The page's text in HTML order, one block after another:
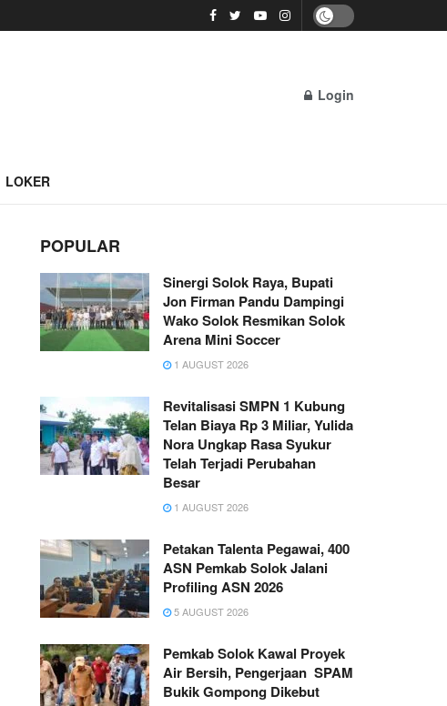
Login
LOKER
POPULAR
Sinergi Solok Raya, Bupati
Jon Firman Pandu Dampingi
Wako Solok Resmikan Solok
Arena Mini Soccer
1 AUGUST 2026
Revitalisasi SMPN 1 Kubung
Telan Biaya Rp 3 Miliar, Yulida
Nora Ungkap Rasa Syukur
Telah Terjadi Perubahan
Besar
1 AUGUST 2026
Petakan Talenta Pegawai, 400
ASN Pemkab Solok Jalani
Profiling ASN 2026
5 AUGUST 2026
Pemkab Solok Kawal Proyek
Air Bersih, Pengerjaan SPAM
Bukik Gompong Dikebut